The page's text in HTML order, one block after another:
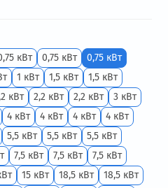
кВт 0,75 кВт
0,75 кВт
1 кВт 1,5 кВт
1,5 кВт
кВт 2,2 кВт 2,2 кВт
3 кВт
4 кВт 4 кВт 4 кВт
4 кВт
5,5 кВт 5,5 кВт
5,5 кВт
7,5 кВт 7,5 кВт
7,5 кВт
15 кВт 18,5 кВт
18,5 кВт